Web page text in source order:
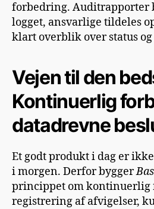
forbedring. Auditrapporter
logget, ansvarlige tildeles
klart overblik over status
Vejen til den
Kontinuerlig
datadrevne
Et godt produkt i dag er
i morgen. Derfor bygger
princippet om kontinuerlig
registrering af afvigelser,